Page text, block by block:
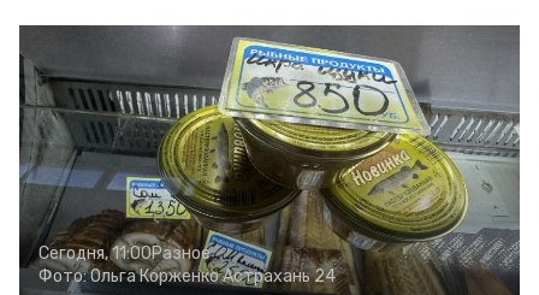
Сегодня, 11:00Разное
Фото:Ольга КорженкоАстрахань 24